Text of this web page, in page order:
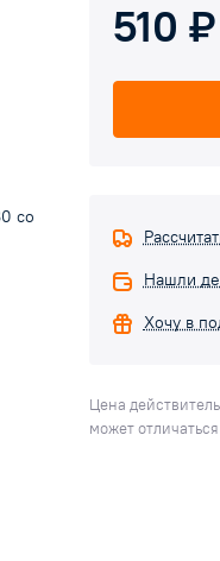
со
510 ₽
Нашли
Хочу в
Цена
может